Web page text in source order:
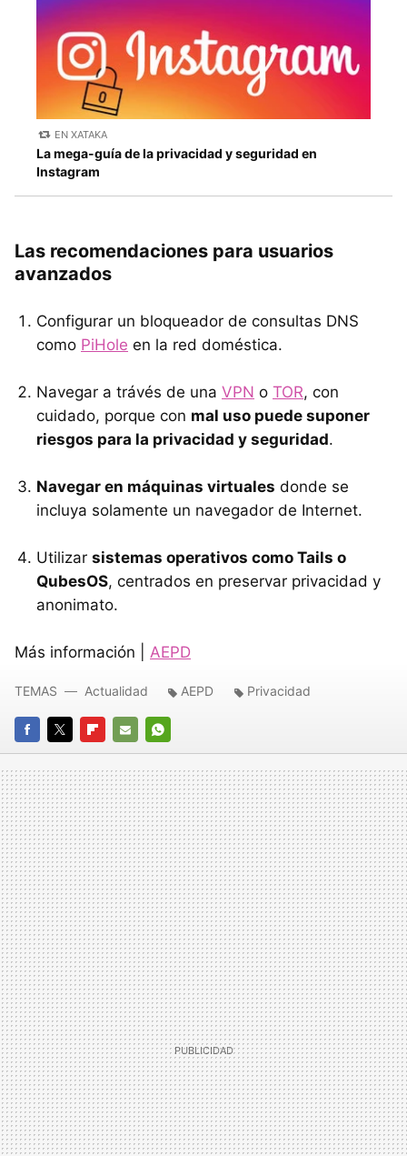
EN XATAKA
La mega-guía de la privacidad y seguridad en
Instagram
Las recomendaciones para usuarios
avanzados
Configurar un bloqueador de consultas DNS
como PiHole en la red doméstica.
Navegar a trávés de una VPN o TOR, con
cuidado, porque con mal uso puede suponer
riesgos para la privacidad y seguridad.
Navegar en máquinas virtuales donde se
incluya solamente un navegador de Internet.
Utilizar sistemas operativos como Tails o
QubesOS, centrados en preservar privacidad y
anonimato.
Más información | AEPD
FACEBOOK
TWITTERFLIPBOARD
E-
MAIL
WHATSAPP
TEMAS Actualidad AEPD Privacidad